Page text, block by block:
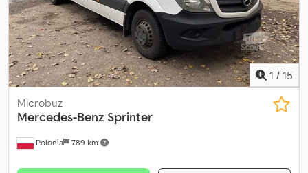
1 / 15
Polonia 789 km
Microbuz
Mercedes-Benz Sprinter